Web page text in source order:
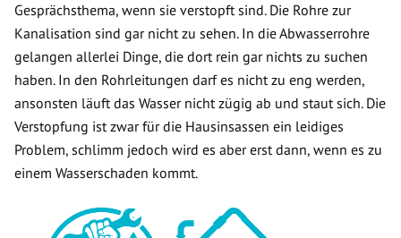
Gesprächsthema, wenn sie verstopft sind. Die Rohre zur
Kanalisation sind gar nicht zu sehen. In die Abwasserrohre
gelangen allerlei Dinge, die dort rein gar nichts zu suchen
haben. In den Rohrleitungen darf es nicht zu eng werden,
ansonsten läuft das Wasser nicht zügig ab und staut sich. Die
Verstopfung ist zwar für die Hausinsassen ein leidiges
Problem, schlimm jedoch wird es aber erst dann, wenn es zu
einem Wasserschaden kommt.